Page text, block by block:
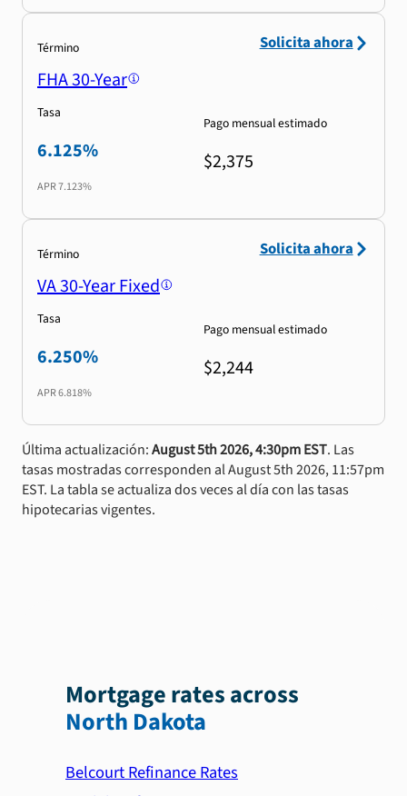
Término
FHA 30-Year
Tasa
6.125%
APR7.123%
Pago mensual estimado
$2,375
Solicita ahora
Término
VA 30-Year Fixed
Tasa
6.250%
APR6.818%
Pago mensual estimado
$2,244
Solicita ahora
Última actualización:August 5th 2026, 4:30pm EST. Las
tasas mostradas corresponden al August 5th 2026, 11:57pm
EST. La tabla se actualiza dos veces al día con las tasas
hipotecarias vigentes.
Mortgage rates across
North Dakota
Belcourt Refinance Rates